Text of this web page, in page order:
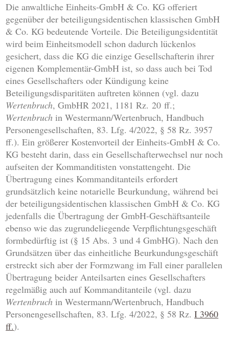
Die anwaltliche Einheits-GmbH & Co. KG offeriert
gegenüber der beteiligungsidentischen klassischen GmbH
& Co. KG bedeutende Vorteile. Die Beteiligungsidentität
wird beim Einheitsmodell schon dadurch lückenlos
gesichert, dass die KG die einzige Gesellschafterin ihrer
eigenen Komplementär-GmbH ist, so dass auch bei Tod
eines Gesellschafters oder Kündigung keine
Beteiligungsdisparitäten auftreten können (vgl. dazu
Wertenbruch, GmbHR 2021, 1181 Rz. 20 ff.;
Wertenbruch in Westermann/Wertenbruch, Handbuch
Personengesellschaften, 83. Lfg. 4/2022, § 58 Rz. 3957
ff.). Ein größerer Kostenvorteil der Einheits-GmbH & Co.
KG besteht darin, dass ein Gesellschafterwechsel nur noch
aufseiten der Kommanditisten vonstattengeht. Die
Übertragung eines Kommanditanteils erfordert
grundsätzlich keine notarielle Beurkundung, während bei
der beteiligungsidentischen klassischen GmbH & Co. KG
jedenfalls die Übertragung der GmbH-Geschäftsanteile
ebenso wie das zugrundeliegende Verpflichtungsgeschäft
formbedürftig ist (§ 15 Abs. 3 und 4 GmbHG). Nach den
Grundsätzen über das einheitliche Beurkundungsgeschäft
erstreckt sich aber der Formzwang im Fall einer parallelen
Übertragung beider Anteilsarten eines Gesellschafters
regelmäßig auch auf Kommanditanteile (vgl. dazu
Wertenbruch in Westermann/Wertenbruch, Handbuch
Personengesellschaften, 83. Lfg. 4/2022, § 58 Rz.I 3960
ff.).